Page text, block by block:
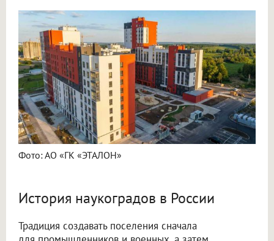
Фото: АО «ГК «ЭТАЛОН»
История наукоградов в России
Традиция создавать поселения сначала